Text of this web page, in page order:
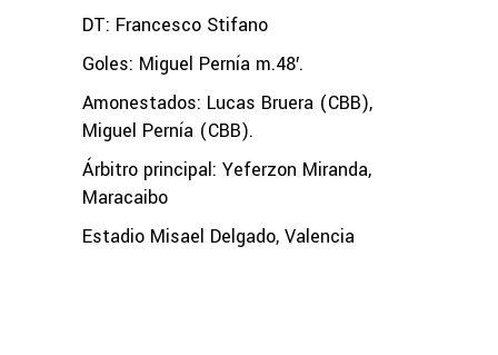
DT: Francesco Stifano
Goles: Miguel Pernía m.48′.
Amonestados: Lucas Bruera (CBB),
Miguel Pernía (CBB).
Árbitro principal: Yeferzon Miranda,
Maracaibo
Estadio Misael Delgado, Valencia